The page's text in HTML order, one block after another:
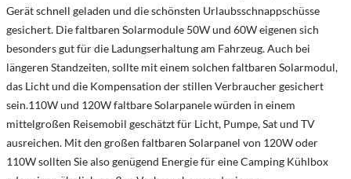
Gerät schnell geladen und die schönsten Urlaubsschnappschüsse
gesichert. Die faltbaren Solarmodule 50W und 60W eigenen sich
besonders gut für die Ladungserhaltung am Fahrzeug. Auch bei
längeren Standzeiten, sollte mit einem solchen faltbaren Solarmodul,
das Licht und die Kompensation der stillen Verbraucher gesichert
sein.110W und 120W faltbare Solarpanele würden in einem
mittelgroßen Reisemobil geschätzt für Licht, Pumpe, Sat und TV
ausreichen. Mit den großen faltbaren Solarpanel von 120W oder
110W sollten Sie also genügend Energie für eine Camping Kühlbox